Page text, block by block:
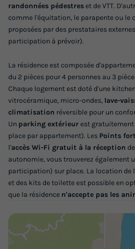
Meilleur prix pour 7 nuits
Modifier les dates
Prix de
Voir les
Annulation gratuite
Adultes Chambres
randonnées pédestreset de VTT.
comme l'équitation, le parapente ou le
proposées par des prestataires
participation à prévoir).
La résidence est composée
du 2 pièces pour 4 personnes au 3
Chaque logement est doté d'une
vitrocéramique, micro-ondes, lave-
climatisation réversible pour un
Un parking extérieurest
place par appartement). Les Points
l'accès Wi-Fi gratuit à la réception
autonomie, vous trouverez également
participation) sur place. La location de
et des kits de toilette est possible en
que la résidence n'accepte pas les